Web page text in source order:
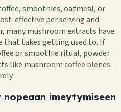
smoothies, oatmeal, or
effective per serving and
many mushroom extracts have
takes getting used to. If
or smoothie ritual, powder
like mushroom coffee blends
imeytymiseen